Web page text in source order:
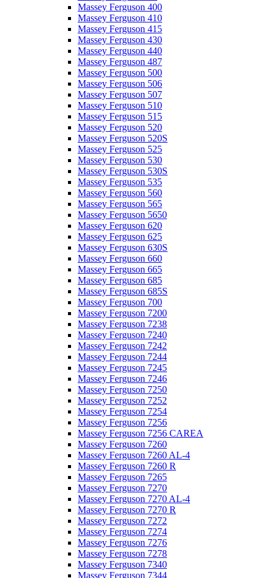
Massey Ferguson 400
Massey Ferguson 410
Massey Ferguson 415
Massey Ferguson 430
Massey Ferguson 440
Massey Ferguson 487
Massey Ferguson 500
Massey Ferguson 506
Massey Ferguson 507
Massey Ferguson 510
Massey Ferguson 515
Massey Ferguson 520
Massey Ferguson 520S
Massey Ferguson 525
Massey Ferguson 530
Massey Ferguson 530S
Massey Ferguson 535
Massey Ferguson 560
Massey Ferguson 565
Massey Ferguson 5650
Massey Ferguson 620
Massey Ferguson 625
Massey Ferguson 630S
Massey Ferguson 660
Massey Ferguson 665
Massey Ferguson 685
Massey Ferguson 685S
Massey Ferguson 700
Massey Ferguson 7200
Massey Ferguson 7238
Massey Ferguson 7240
Massey Ferguson 7242
Massey Ferguson 7244
Massey Ferguson 7245
Massey Ferguson 7246
Massey Ferguson 7250
Massey Ferguson 7252
Massey Ferguson 7254
Massey Ferguson 7256
Massey Ferguson 7256 CAREA
Massey Ferguson 7260
Massey Ferguson 7260 AL-4
Massey Ferguson 7260 R
Massey Ferguson 7265
Massey Ferguson 7270
Massey Ferguson 7270 AL-4
Massey Ferguson 7270 R
Massey Ferguson 7272
Massey Ferguson 7274
Massey Ferguson 7276
Massey Ferguson 7278
Massey Ferguson 7340
Massey Ferguson 7344